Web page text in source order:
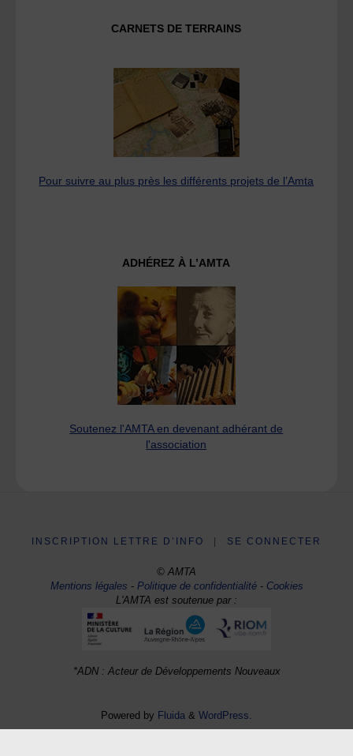
CARNETS DE TERRAINS
Pour suivre au plus près les différents projets de l’Amta
ADHÉREZ À L’AMTA
Soutenez l'AMTA en devenant adhérant de
l'association
INSCRIPTION LETTRE D’INFO SE CONNECTER
© AMTA
Mentions légales -Politique de confidentialité- Cookies
L'AMTA est soutenue par :
*ADN : Acteur de Développements Nouveaux
Powered by Fluida & WordPress.